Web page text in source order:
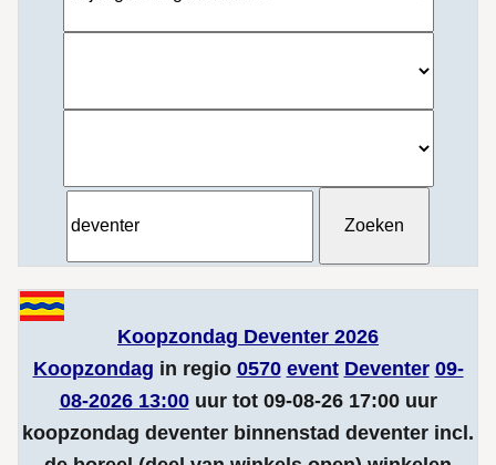
Koopzondag Deventer 2026
Koopzondag in regio 0570 event Deventer 09-
08-2026 13:00uur tot 09-08-26 17:00 uur
koopzondag deventer binnenstad deventer incl.